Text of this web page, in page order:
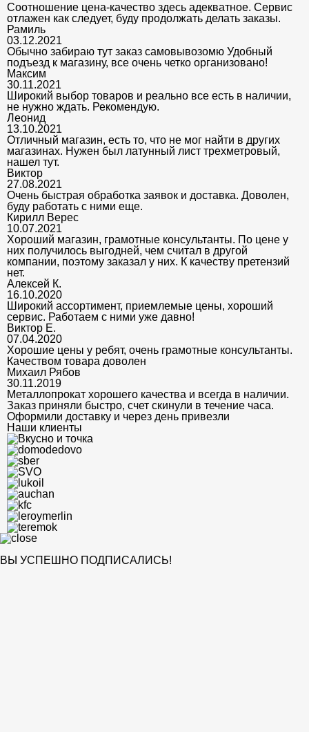
Соотношение цена-качество здесь адекватное. Сервис
отлажен как следует, буду продолжать делать заказы.
Рамиль
03.12.2021
Обычно забираю тут заказ самовывозомю Удобный
подъезд к магазину, все очень четко организовано!
Максим
30.11.2021
Широкий выбор товаров и реально все есть в наличии,
не нужно ждать. Рекомендую.
Леонид
13.10.2021
Отличный магазин, есть то, что не мог найти в других
магазинах. Нужен был латунный лист трехметровый,
нашел тут.
Виктор
27.08.2021
Очень быстрая обработка заявок и доставка. Доволен,
буду работать с ними еще.
Кирилл Верес
10.07.2021
Хороший магазин, грамотные консультанты. По цене у
них получилось выгодней, чем считал в другой
компании, поэтому заказал у них. К качеству претензий
нет.
Алексей К.
16.10.2020
Широкий ассортимент, приемлемые цены, хороший
сервис. Работаем с ними уже давно!
Виктор Е.
07.04.2020
Хорошие цены у ребят, очень грамотные консультанты.
Качеством товара доволен
Михаил Рябов
30.11.2019
Металлопрокат хорошего качества и всегда в наличии.
Заказ приняли быстро, счет скинули в течение часа.
Оформили доставку и через день привезли
Наши клиенты
ВЫ УСПЕШНО ПОДПИСАЛИСЬ!